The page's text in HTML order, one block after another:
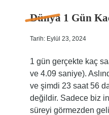
Dünya 1 Gün
Tarih: Eylül 23, 2024
1 gün gerçekte kaç
ve 4.09 saniye).
ve şimdi 23 saat 56
değildir. Sadece biz
süreyi görmezden